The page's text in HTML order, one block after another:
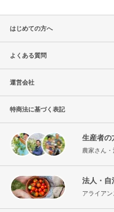
はじめての方へ
よくある質問
運営会社
特商法に基づく表記
生産者の
農家さん
法人・自
アライア